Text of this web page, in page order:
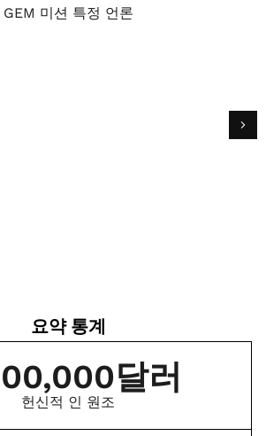
GEM 미션 특정 언론
요약 통계
헌신적 인 원조
달러